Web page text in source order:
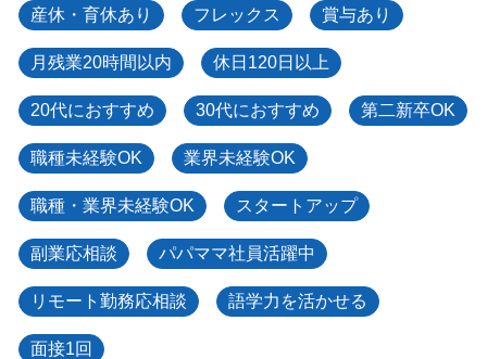
産休・育休あり フレックス 賞与あり
月残業20時間以内 休日120日以上
20代におすすめ 30代におすすめ 第二新卒OK
職種未経験OK 業界未経験OK
職種・業界未経験OK スタートアップ
副業応相談 パパママ社員活躍中
リモート勤務応相談 語学力を活かせる
面接1回